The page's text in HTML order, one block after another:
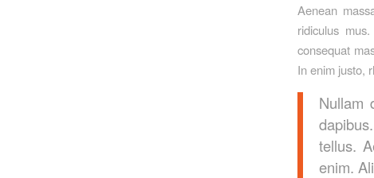
Aenean
ridiculus
consequat
In enim justo,
Nullam
tellus.
enim.